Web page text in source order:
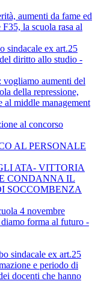
aumenti da fame ed
la scuola rasa al
sindacale ex art.25
diritto allo studio -
aumenti del
della repressione,
al middle management
al concorso
AL PERSONALE
ATA- VITTORIA
CONDANNA IL
SOCCOMBENZA
4 novembre
forma al futuro -
sindacale ex art.25
e periodo di
docenti che hanno